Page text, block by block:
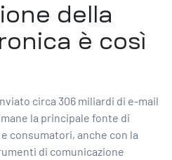
della
è così
circa 306 miliardi di e-mail
la principale fonte di
consumatori, anche con la
di comunicazione